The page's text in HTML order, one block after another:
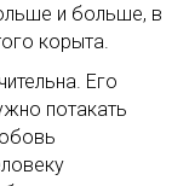
и больше, в
корыта.
Его
потакать